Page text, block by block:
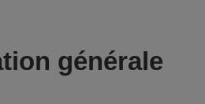
générale